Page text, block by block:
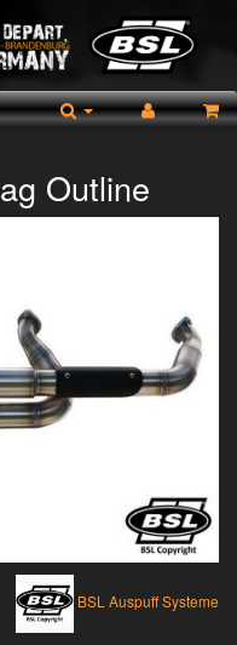
Outline
BSL Auspuff Systeme